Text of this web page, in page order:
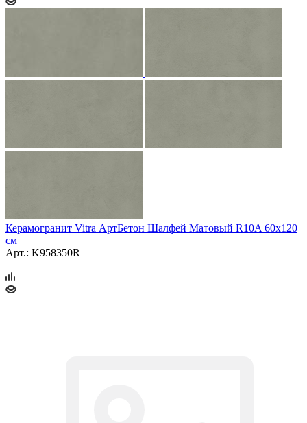
Керамогранит Vitra АртБетон Шалфей Матовый R10A 60x120
см
Арт.: K958350R